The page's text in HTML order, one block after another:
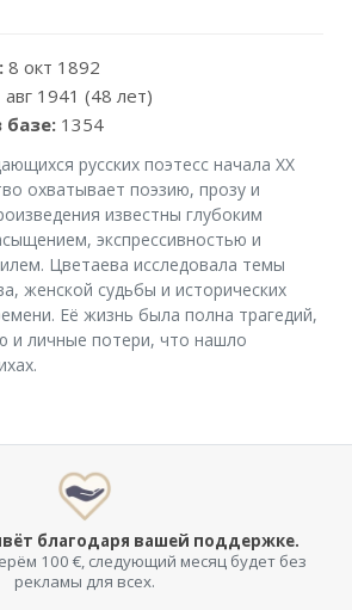
8 окт 1892
авг 1941 (48 лет)
базе: 1354
русских поэтесс начала XX
охватывает поэзию, прозу и
известны глубоким
экспрессивностью и
Цветаева исследовала темы
женской судьбы и исторических
Её жизнь была полна трагедий,
и личные потери, что нашло
благодаря вашей поддержке.
100 €, следующий месяц будет без
рекламы для всех.